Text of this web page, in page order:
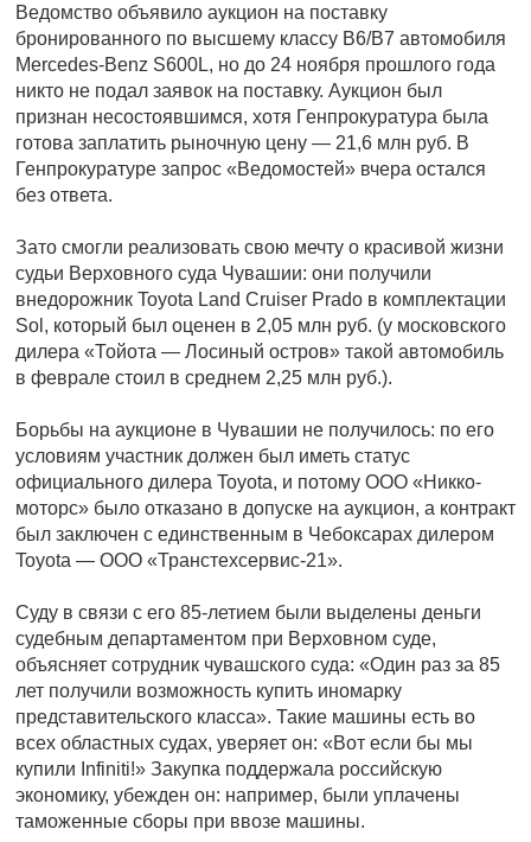
Ведомство объявило аукцион на поставку
бронированного по высшему классу B6/B7 автомобиля
Mercedes-Benz S600L, но до 24 ноября прошлого года
никто не подал заявок на поставку. Аукцион был
признан несостоявшимся, хотя Генпрокуратура была
готова заплатить рыночную цену — 21,6 млн руб. В
Генпрокуратуре запрос «Ведомостей» вчера остался
без ответа.
Зато смогли реализовать свою мечту о красивой жизни
судьи Верховного суда Чувашии: они получили
внедорожник Toyota Land Cruiser Prado в комплектации
Sol, который был оценен в 2,05 млн руб. (у московского
дилера «Тойота — Лосиный остров» такой автомобиль
в феврале стоил в среднем 2,25 млн руб.).
Борьбы на аукционе в Чувашии не получилось: по его
условиям участник должен был иметь статус
официального дилера Toyota, и потому ООО «Никко-
моторс» было отказано в допуске на аукцион, а контракт
был заключен с единственным в Чебоксарах дилером
Toyota — ООО «Транстехсервис-21».
Суду в связи с его 85-летием были выделены деньги
судебным департаментом при Верховном суде,
объясняет сотрудник чувашского суда: «Один раз за 85
лет получили возможность купить иномарку
представительского класса». Такие машины есть во
всех областных судах, уверяет он: «Вот если бы мы
купили Infiniti!» Закупка поддержала российскую
экономику, убежден он: например, были уплачены
таможенные сборы при ввозе машины.